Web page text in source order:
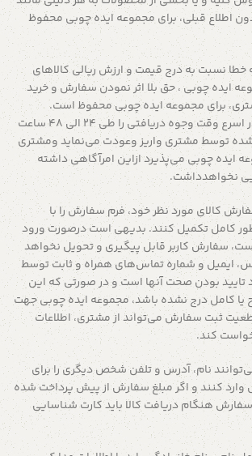
اطلاع قبلی، برای مجموعه ایده چوبی محفوظ
خطا نسبت به درج قیمت و ارزش ریالی کالاهای
ایده چوبی ، حق بلا اثر نمودن سفارش و خرید
برای مجموعه ایده چوبی محفوظ است.
مجموعه ایده چوبی در اسرع وقت وجوه دریافتی را طی 24 الی 48 ساعت
توسط مشتری واریز وعودت می‌نماید ومشتری
ایده چوبی می‌پذیرد ازاین امرآگاهی داشته
نخواهدداشت.​
کالای مورد نظر خود، فرم سفارش را با
کامل تکمیل کنند. بدیهی است درصورت ورود
سفارش کاربر قابل پیگیری و تحویل نخواهد
ایمیل و شماره تماس‌های همراه و ثابت توسط
تایید بودن صحت آنها است و در صورتی که این
کامل درج نشده باشد، مجموعه ایده چوبی جهت
ثبت سفارش می‌تواند از مشتری، اطلاعات
کند.
نام، آدرس و تلفن شخص دیگری را برای
کنند و اگر مبلغ سفارش از پیش پرداخت شده
هنگام دریافت کالا باید کارت شناسایی